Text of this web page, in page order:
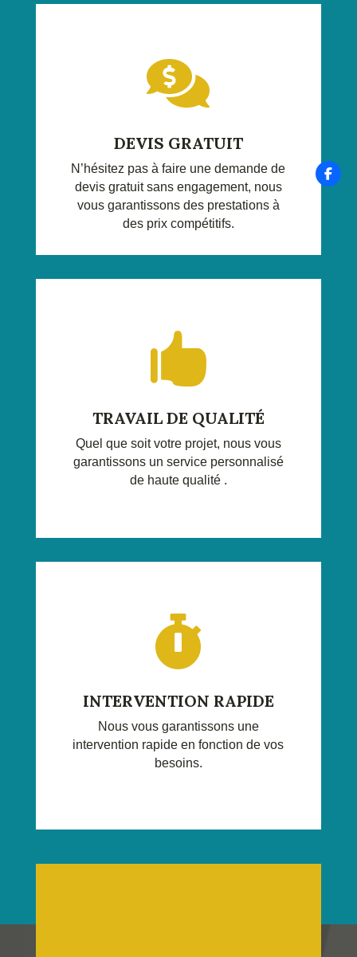

DEVIS GRATUIT
N’hésitez pas à faire une demande de
devis gratuit sans engagement, nous
vous garantissons des prestations à
des prix compétitifs.

TRAVAIL DE QUALITÉ
Quel que soit votre projet, nous vous
garantissons un service personnalisé
de haute qualité .

INTERVENTION RAPIDE
Nous vous garantissons une
intervention rapide en fonction de vos
besoins.